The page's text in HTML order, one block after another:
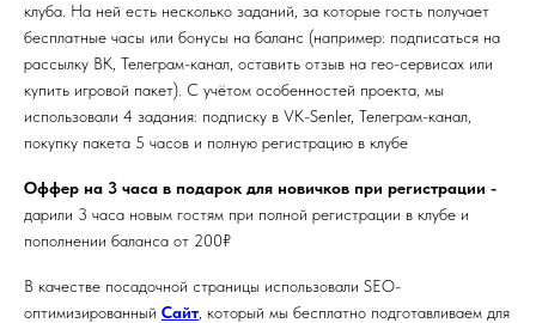
клуба. На ней есть несколько заданий, за которые гость получает
бесплатные часы или бонусы на баланс (например: подписаться на
рассылку ВК, Телеграм-канал, оставить отзыв на гео-сервисах или
купить игровой пакет). С учётом особенностей проекта, мы
использовали 4 задания: подписку в VK-Senler, Телеграм-канал,
покупку пакета 5 часов и полную регистрацию в клубе
Оффер на 3 часа в подарок для новичков при регистрации -
дарили 3 часа новым гостям при полной регистрации в клубе и
пополнении баланса от 200₽
В качестве посадочной страницы использовали SEO-
оптимизированный Cайт , который мы бесплатно подготавливаем для